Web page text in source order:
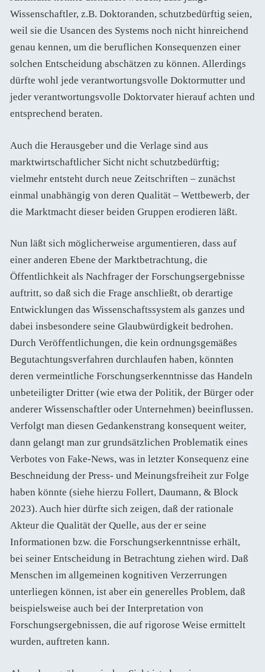
Wissenschaftler, z.B. Doktoranden, schutzbedürftig seien,
weil sie die Usancen des Systems noch nicht hinreichend
genau kennen, um die beruflichen Konsequenzen einer
solchen Entscheidung abschätzen zu können. Allerdings
dürfte wohl jede verantwortungsvolle Doktormutter und
jeder verantwortungsvolle Doktorvater hierauf achten und
entsprechend beraten.
Auch die Herausgeber und die Verlage sind aus
marktwirtschaftlicher Sicht nicht schutzbedürftig;
vielmehr entsteht durch neue Zeitschriften – zunächst
einmal unabhängig von deren Qualität – Wettbewerb, der
die Marktmacht dieser beiden Gruppen erodieren läßt.
Nun läßt sich möglicherweise argumentieren, dass auf
einer anderen Ebene der Marktbetrachtung, die
Öffentlichkeit als Nachfrager der Forschungsergebnisse
auftritt, so daß sich die Frage anschließt, ob derartige
Entwicklungen das Wissenschaftssystem als ganzes und
dabei insbesondere seine Glaubwürdigkeit bedrohen.
Durch Veröffentlichungen, die kein ordnungsgemäßes
Begutachtungsverfahren durchlaufen haben, könnten
deren vermeintliche Forschungserkenntnisse das Handeln
unbeteiligter Dritter (wie etwa der Politik, der Bürger oder
anderer Wissenschaftler oder Unternehmen) beeinflussen.
Verfolgt man diesen Gedankenstrang konsequent weiter,
dann gelangt man zur grundsätzlichen Problematik eines
Verbotes von Fake-News, was in letzter Konsequenz eine
Beschneidung der Press- und Meinungsfreiheit zur Folge
haben könnte (siehe hierzu Follert, Daumann, & Block
2023). Auch hier dürfte sich zeigen, daß der rationale
Akteur die Qualität der Quelle, aus der er seine
Informationen bzw. die Forschungserkenntnisse erhält,
bei seiner Entscheidung in Betrachtung ziehen wird. Daß
Menschen im allgemeinen kognitiven Verzerrungen
unterliegen können, ist aber ein generelles Problem, daß
beispielsweise auch bei der Interpretation von
Forschungsergebnissen, die auf rigorose Weise ermittelt
wurden, auftreten kann.